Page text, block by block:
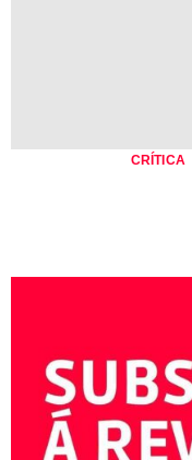
CRÍTICA